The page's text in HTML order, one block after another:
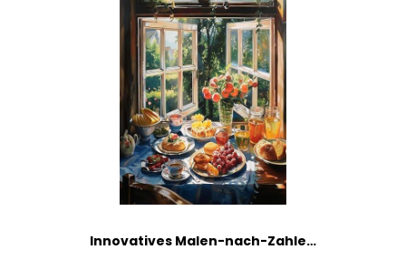
Innovatives Malen-nach-Zahlen-Set,entfesseln Sie Ihre künstlerische Inspiration,Stillleben mit Essen vor dem Fenster(40x50cm,Ohne Rahmen)